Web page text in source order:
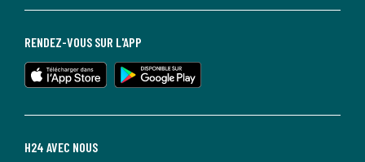
H24 AVEC NOUS
RENDEZ-VOUS SUR L'APP